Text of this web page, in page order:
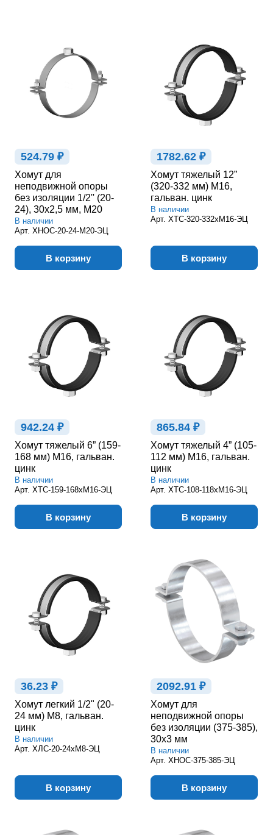
524.79 ₽
Хомут для
неподвижной опоры
без изоляции 1/2'' (20-
24), 30х2,5 мм, М20
В наличии
Арт. ХНОС-20-24-М20-ЭЦ
В корзину
1782.62 ₽
Хомут тяжелый 12”
(320-332 мм) М16,
гальван. цинк
В наличии
Арт. ХТС-320-332хМ16-ЭЦ
В корзину
942.24 ₽
Хомут тяжелый 6” (159-
168 мм) М16, гальван.
цинк
В наличии
Арт. ХТС-159-168хМ16-ЭЦ
В корзину
865.84 ₽
Хомут тяжелый 4” (105-
112 мм) М16, гальван.
цинк
В наличии
Арт. ХТС-108-118хМ16-ЭЦ
В корзину
36.23 ₽
Хомут легкий 1/2" (20-
24 мм) М8, гальван.
цинк
В наличии
Арт. ХЛС-20-24хМ8-ЭЦ
В корзину
2092.91 ₽
Хомут для
неподвижной опоры
без изоляции (375-385),
30х3 мм
В наличии
Арт. ХНОС-375-385-ЭЦ
В корзину